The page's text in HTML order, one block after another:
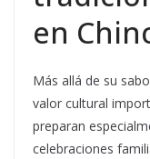
en
Más allá de su
valor cultural
preparan
celebraciones